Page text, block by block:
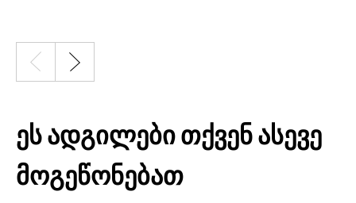
ეს ადგილები თქვენ ასევე
მოგეწონებათ